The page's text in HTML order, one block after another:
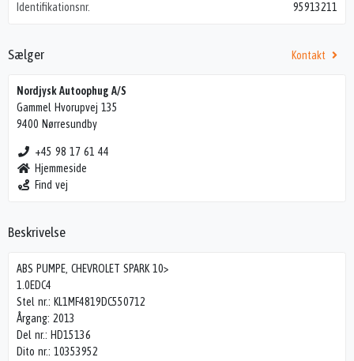
Identifikationsnr.
95913211
Sælger Kontakt
Nordjysk Autoophug A/S
Gammel Hvorupvej 135
9400 Nørresundby
+45 98 17 61 44
Hjemmeside
Find vej
Beskrivelse
ABS PUMPE, CHEVROLET SPARK 10>
1.0EDC4
Stel nr.: KL1MF4819DC550712
Årgang: 2013
Del nr.: HD15136
Dito nr.: 10353952